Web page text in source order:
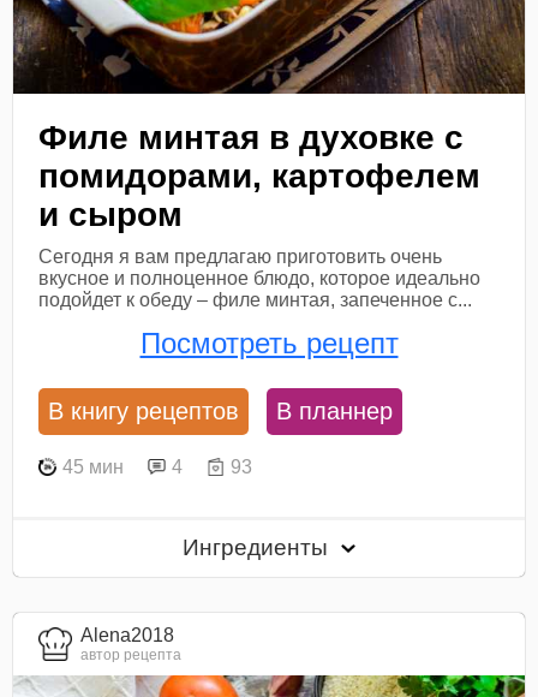
Филе минтая в духовке с
помидорами, картофелем
и сыром
Сегодня я вам предлагаю приготовить очень
вкусное и полноценное блюдо, которое идеально
подойдет к обеду – филе минтая, запеченное с...
Посмотреть рецепт
В книгу рецептов В планнер
45 мин 4 93
Ингредиенты
Alena2018
автор рецепта